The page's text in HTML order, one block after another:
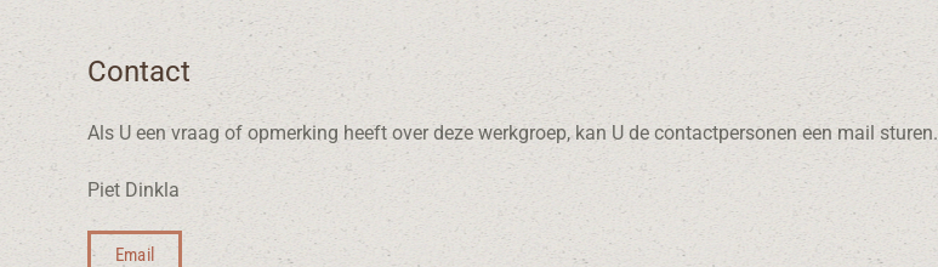
Contact
Als U een vraag of opmerking heeft over deze werkgroep, kan U de contactpersonen een mail sturen.
Piet Dinkla
Email